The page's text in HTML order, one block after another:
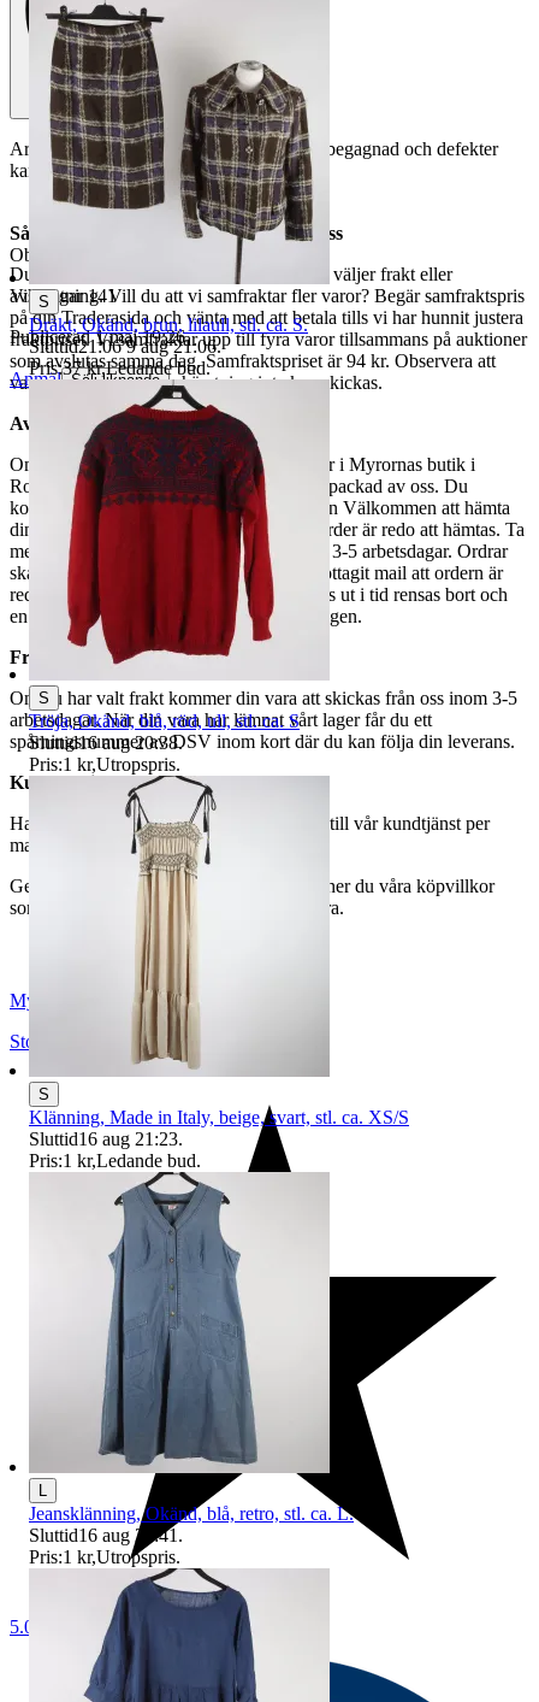
Armhåla till armhåla, ca. 48 cm. Varan är begagnad och defekter
kan förekomma
Så här går det till när du handlar hos oss
Du betalar din order direkt på Tradera och väljer frakt eller
avhämtning. Vill du att vi samfraktar fler varor? Begär samfraktspris
på din Traderasida och vänta med att betala tills vi har hunnit justera
fraktpriset. Vi samfraktar upp till fyra varor tillsammans på auktioner
som avslutas samma dag. Samfraktspriset är 94 kr. Observera att
varor märkta endast avhämtning inte kan skickas.
Avhämtning
Om du väljer avhämtning hämtas din order i Myrornas butik i
Ropsten, Kolargatan 2 efter den har blivit packad av oss. Du
kommer att få ett separat mail med rubriken Välkommen att hämta
din order på Myrorna i Ropsten! när din order är redo att hämtas. Ta
med legitimation. Hanteringstiden är cirka 3-5 arbetsdagar. Ordrar
ska hämtas senast 7 dagar efter att man mottagit mail att ordern är
redo för avhämtning. Ordrar som ej hämtas ut i tid rensas bort och
en avgift på 84 kr dras av från återbetalningen.
Frakt
Om du har valt frakt kommer din vara att skickas från oss inom 3-5
arbetsdagar. När din vara har lämnat vårt lager får du ett
spårningsnummer av DSV inom kort där du kan följa din leverans.
Kundservice
Har du frågor eller funderingar hör av dig till vår kundtjänst per
mail:
webbshop@myrorna.se
Genom att buda på våra annonser godkänner du våra köpvillkor
som du hittar på vår infosida här på Tradera.
Objektnr
Visningar 141
Publicerad 1 maj 19:26
Anmäl Sälj liknande
Myrorna
Stockholm
Sverige
5.0
S
Dräkt, Okänd, brun, lilaull, stl. ca. S.
Sluttid21:06 9 aug 21:06.
Pris:37 kr,Ledande bud.
S
Tröja, Okänd, blå, röd, ull, stl. ca. S
Sluttid16 aug 20:38.
Pris:1 kr,Utropspris.
S
Klänning, Made in Italy, beige, svart, stl. ca. XS/S
Sluttid16 aug 21:23.
Pris:1 kr,Ledande bud.
L
Jeansklänning, Okänd, blå, retro, stl. ca. L.
Sluttid16 aug 21:41 .
Pris:1 kr,Utropspris.